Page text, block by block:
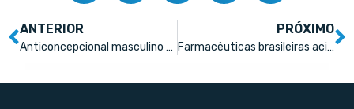
ANTERIOR
Anticoncepcional masculino deve chegar ao mercado em 2023
PRÓXIMO
Farmacêuticas brasileiras acirram disputa pela liderança